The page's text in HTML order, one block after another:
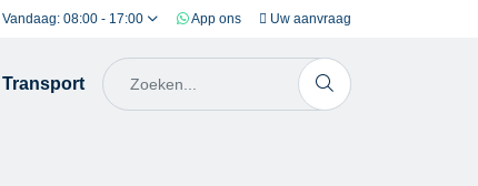
Vandaag: 08:00 - 17:00 App ons Uw aanvraag
Transport